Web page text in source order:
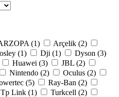
(1) Arçelik (2)
(1) Dji (1) Dyson (3)
Huawei (3) JBL (2)
Nintendo (2) Oculus (2)
(5) Ray-Ban (2)
Tp Link (1) Turkcell (2)